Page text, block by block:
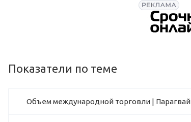
Показатели по теме
Объем международной торговли | Парагвай